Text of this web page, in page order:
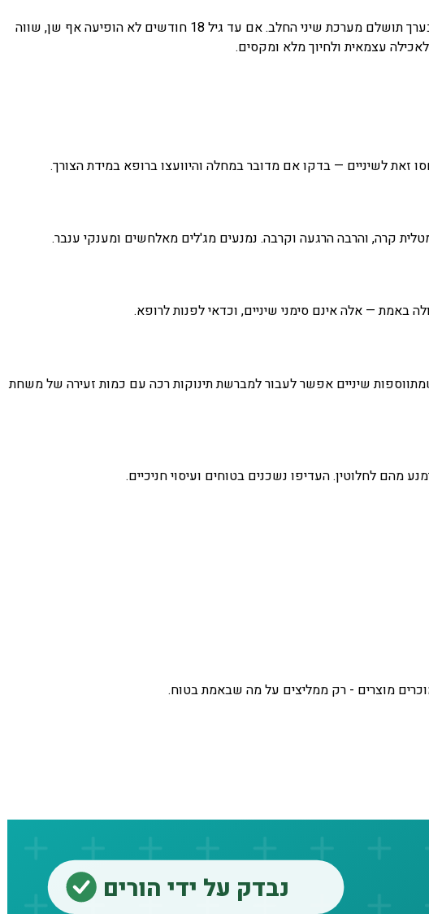
אם השיניים אצל התינוק שלכם בוקעות בסדר מעט שונה — אין מה לדאוג, זה נורמלי לחלוטין. מה שחשוב הוא שעד גיל שלוש בערך תושלם מערכת שיני החלב. אם עד גיל 18 חודשים לא הופיעה אף שן, שווה
עצמאית ולחיוך מלא ומקסים.
קרה, והרבה הרגעה וקרבה. נמנעים מג'לים מאלחשים ומענקי ענבר.
— אלה אינם סימני שיניים, וכדאי לפנות לרופא.
שיניים אפשר לעבור למברשת תינוקות רכה עם כמות זעירה של משחת
לחלוטין. העדיפו נשכנים בטוחים ועיסוי חניכיים.
מוצרים - רק ממליצים על מה שבאמת בטוח.
נבדק על ידי הורים